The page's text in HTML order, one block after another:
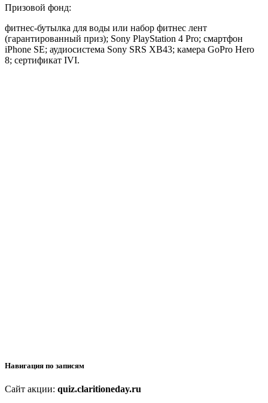
Призовой фонд:
фитнес-бутылка для воды или набор фитнес лент
(гарантированный приз); Sony PlayStation 4 Pro; смартфон
iPhone SE; аудиосистема Sony SRS XB43; камера GoPro Hero
8; сертификат IVI.
Навигация по записям
Сайт акции: quiz.claritioneday.ru